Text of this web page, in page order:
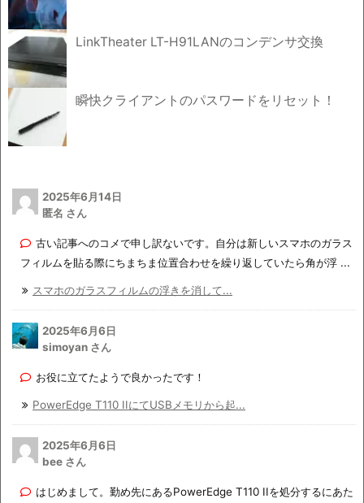
LinkTheater LT-H91LANのコンデンサ交換
瞬快クライアントのパスワードをリセット！
2025年6月14日
匿名 さん
古い記事へのコメで申し訳ないです。自分は新しいスマホのガラス
フィルムを貼る際にちまちま位置合わせを繰り返していたら角が浮 ...
スマホのガラスフィルムの浮きを消して...
2025年6月6日
simoyan さん
お役に立てたようで良かったです！
PowerEdge T110 IIにてUSBメモリから起...
2025年6月6日
bee さん
はじめまして。勤め先にあるPowerEdge T110 IIを処分するにあた